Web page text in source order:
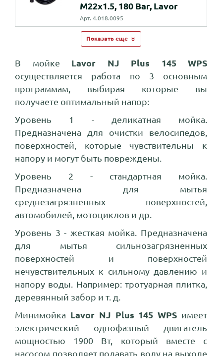
M22x1.5, 180 Bar, Lavor
Арт. 4.018.0095
Показать еще
В мойке Lavor NJ Plus 145 WPS
осуществляется работа по 3 основным
программам, выбирая которые вы
получаете оптимальный напор:
Уровень 1 - деликатная мойка.
Предназначена для очистки велосипедов,
поверхностей, которые чувствительны к
напору и могут быть повреждены.
Уровень 2 - стандартная мойка.
Предназначена для мытья
среднезагрязненных поверхностей,
автомобилей, мотоциклов и др.
Уровень 3 - жесткая мойка. Предназначена
для мытья сильнозагрязненных
поверхностей и поверхностей
нечувствительных к сильному давлению и
напору воды. Например: тротуарная плитка,
деревянный забор и т. д.
Минимойка Lavor NJ Plus 145 WPS имеет
электрический однофазный двигатель
мощностью 1900 Вт, который вместе с
насосом позволяет подавать воду на выходе